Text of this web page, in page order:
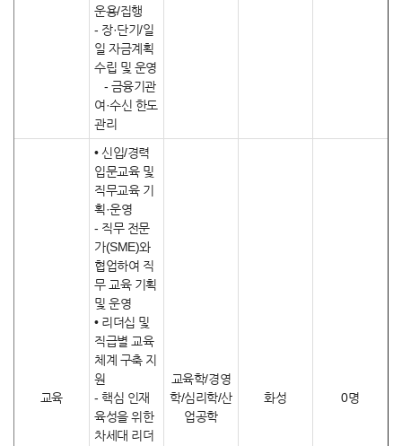
운용/집행
- 장·단기/일
일 자금계획
수립 및 운영
- 금융기관
여·수신 한도
관리
교육
• 신입/경력
입문교육 및
직무교육 기
획·운영
- 직무 전문
가(SME)와
협업하여 직
무 교육 기획
및 운영
• 리더십 및
직급별 교육
체계 구축 지
원
- 핵심 인재
육성을 위한
차세대 리더
교육학/경영
학/심리학/산
업공학
화성 0명